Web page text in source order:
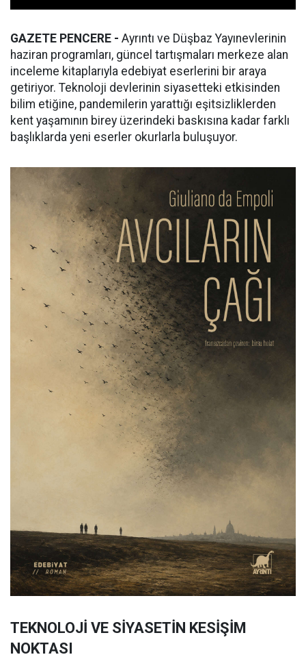
GAZETE PENCERE - Ayrıntı ve Düşbaz Yayınevlerinin
haziran programları, güncel tartışmaları merkeze alan
inceleme kitaplarıyla edebiyat eserlerini bir araya
getiriyor. Teknoloji devlerinin siyasetteki etkisinden
bilim etiğine, pandemilerin yarattığı eşitsizliklerden
kent yaşamının birey üzerindeki baskısına kadar farklı
başlıklarda yeni eserler okurlarla buluşuyor.
TEKNOLOJİ VE SİYASETİN KESİŞİM
NOKTASI